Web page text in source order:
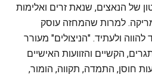
של הנאצים, שנאת זרים ואלימות
למרות שהמחזה עוסק
ולעתיד. "הניצולים" מעורר
הקשיים והזוועות האישיים
חוסן, התמדה, תקווה, הומור,